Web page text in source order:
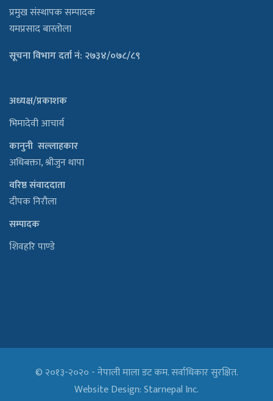
प्रमुख संस्थापक सम्पादक
यमप्रसाद बास्तोला
सूचना विभाग दर्ता नं: २७३४/०७८/८९
अध्यक्ष/प्रकाशक
भिमादेवी आचार्य
कानुनी सल्लाहकार
अधिबक्ता, श्रीजुन थापा
वरिष्ठ संवाददाता
दीपक निरौला
सम्पादक
शिवहरि पाण्डे
© २०१३-२०२० - नेपाली माला डट कम. सर्वाधिकार सुरक्षित.
Website Design:Starnepal Inc.